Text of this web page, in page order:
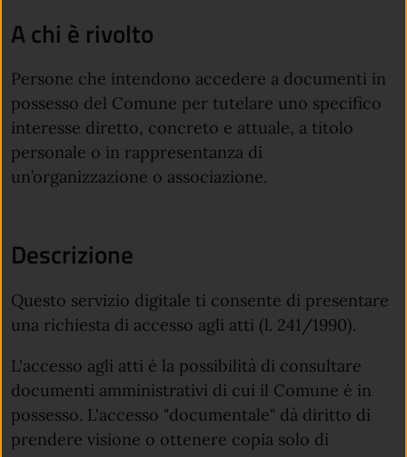
A chi è rivolto
Persone che intendono accedere a documenti in
possesso del Comune per tutelare uno specifico
interesse diretto, concreto e attuale, a titolo
personale o in rappresentanza di
un’organizzazione o associazione.
Descrizione
Questo servizio digitale ti consente di presentare
una richiesta di accesso agli atti (l. 241/1990).
L'accesso agli atti è la possibilità di consultare
documenti amministrativi di cui il Comune è in
possesso. L'accesso "documentale" dà diritto di
prendere visione o ottenere copia solo di